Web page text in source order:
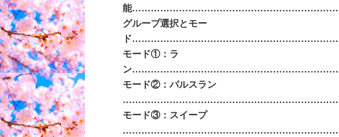
能
グループ選択とモー
ド
モード①：ラ
ン
モード②：パルスラン
モード③：スイープ